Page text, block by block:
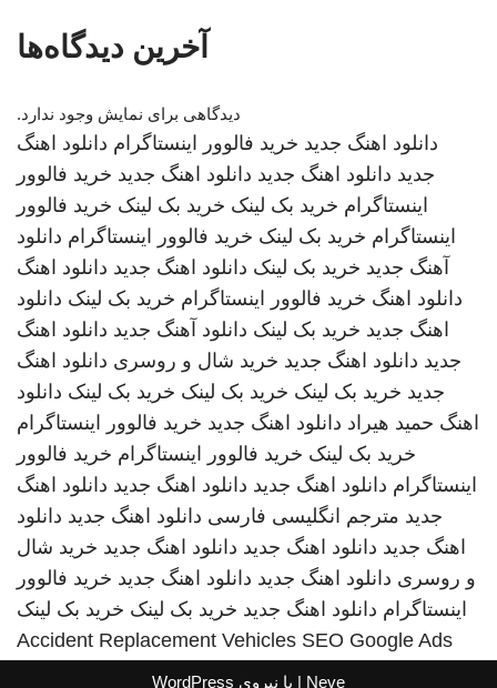
آخرین دیدگاه‌ها
دیدگاهی برای نمایش وجود ندارد.
دانلود اهنگ جدید خرید فالوور اینستاگرام دانلود اهنگ
جدید دانلود اهنگ جدید دانلود اهنگ جدید خرید فالوور
اینستاگرام خرید بک لینک خرید بک لینک خرید فالوور
اینستاگرام خرید بک لینک خرید فالوور اینستاگرام دانلود
آهنگ جدید خرید بک لینک دانلود اهنگ جدید دانلود اهنگ
دانلود اهنگ خرید فالوور اینستاگرام خرید بک لینک دانلود
اهنگ جدید خرید بک لینک دانلود آهنگ جدید دانلود اهنگ
جدید دانلود اهنگ جدید خرید شال و روسری دانلود اهنگ
جدید خرید بک لینک خرید بک لینک خرید بک لینک دانلود
اهنگ حمید هیراد دانلود اهنگ جدید خرید فالوور اینستاگرام
خرید بک لینک خرید فالوور اینستاگرام خرید فالوور
اینستاگرام دانلود اهنگ جدید دانلود اهنگ جدید دانلود اهنگ
جدید مترجم انگلیسی فارسی دانلود اهنگ جدید دانلود
اهنگ جدید دانلود اهنگ جدید دانلود اهنگ جدید خرید شال
و روسری دانلود اهنگ جدید دانلود اهنگ جدید خرید فالوور
اینستاگرام دانلود اهنگ جدید خرید بک لینک خرید بک لینک
Accident Replacement Vehicles SEO Google Ads
Neve | با نیروی WordPress